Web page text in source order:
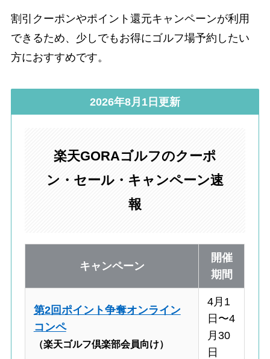
割引クーポンやポイント還元キャンペーンが利用
できるため、少しでもお得にゴルフ場予約したい
方におすすめです。
2026年8月1日更新
楽天GORAゴルフのクーポ
ン・セール・キャンペーン速
報
キャンペーン
開催
期間
第2回ポイント争奪オンライン
コンペ
（楽天ゴルフ倶楽部会員向け）
4月1
日〜4
月30
日